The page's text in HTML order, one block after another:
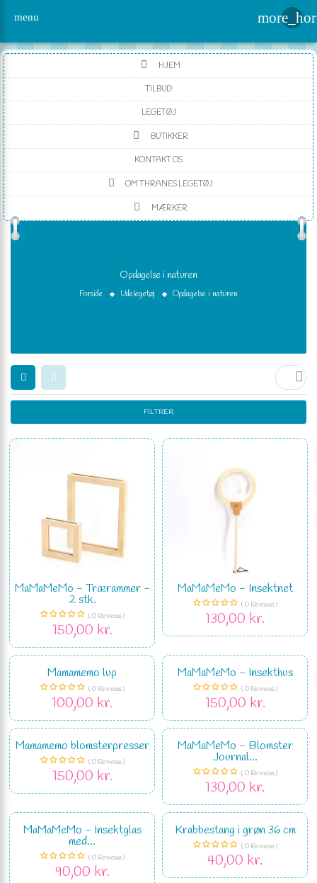
menu
HJEM
TILBUD
LEGETØJ
BUTIKKER
KONTAKT OS
OM THRANES LEGETØJ
MÆRKER
Opdagelse i naturen
Forside Udelegetøj Opdagelse i naturen

FILTRER
MaMaMeMo - Trærammer -
2 stk.
( 0 Reviews )
150,00 kr.
MaMaMeMo - Insektnet
( 0 Reviews )
130,00 kr.
Mamamemo lup
( 0 Reviews )
100,00 kr.
MaMaMeMo - Insekthus
( 0 Reviews )
150,00 kr.
Mamamemo blomsterpresser
( 0 Reviews )
150,00 kr.
MaMaMeMo - Blomster
Journal...
( 0 Reviews )
130,00 kr.
MaMaMeMo - Insektglas
med...
( 0 Reviews )
90,00 kr.
Krabbestang i grøn 36 cm
( 0 Reviews )
40,00 kr.